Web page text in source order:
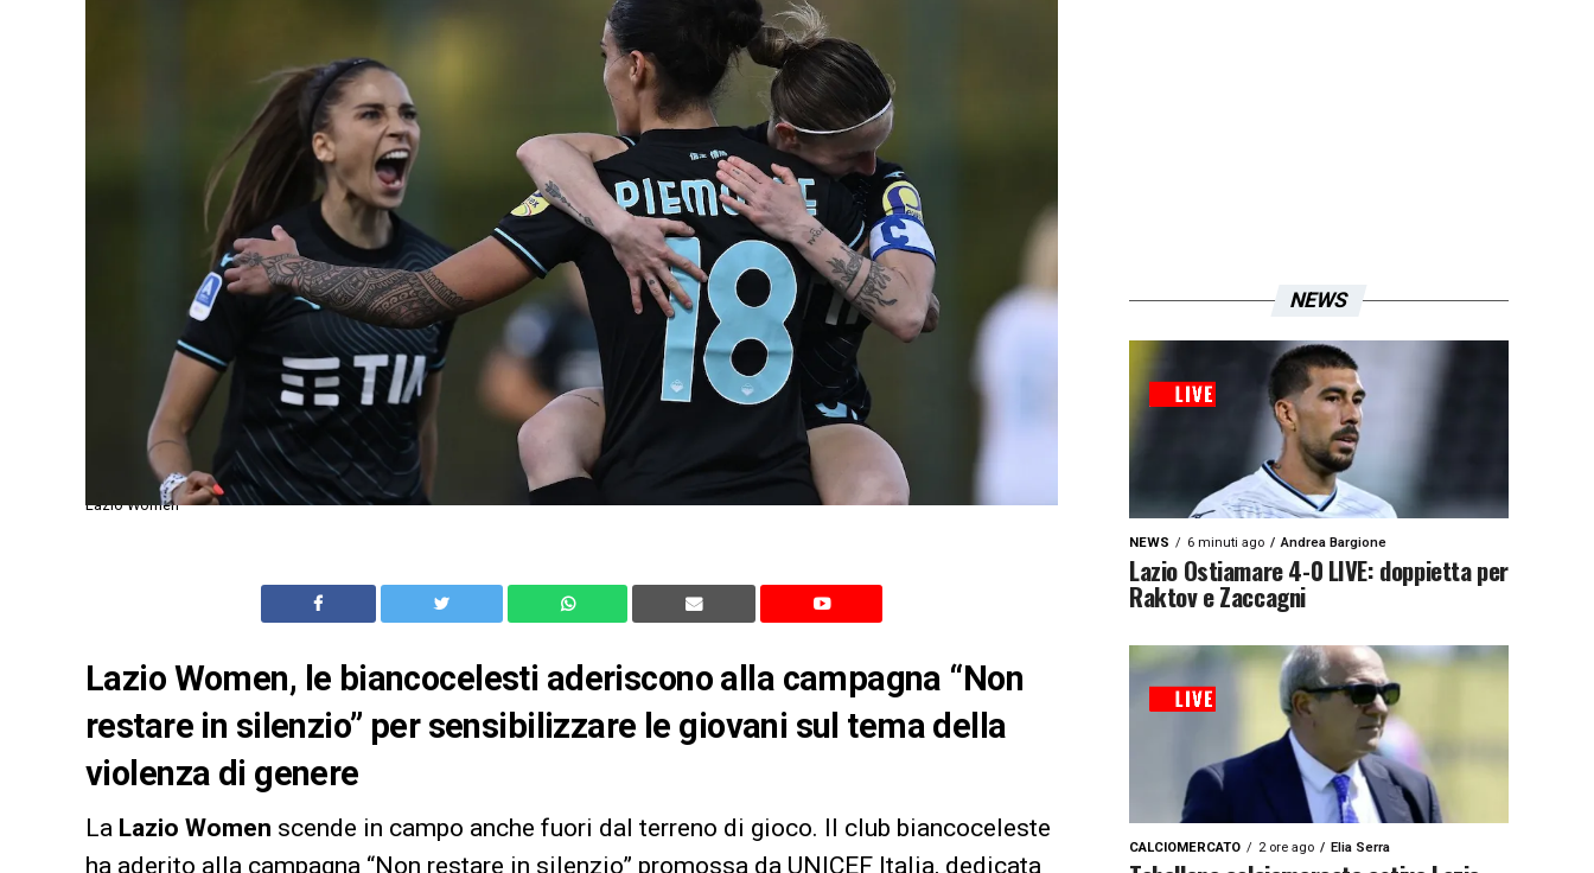
Lazio Women
Lazio Women, le biancocelesti aderiscono alla campagna “Non
restare in silenzio” per sensibilizzare le giovani sul tema della
violenza di genere
La Lazio Women scende in campo anche fuori dal terreno di gioco. Il club biancoceleste
ha aderito alla campagna “Non restare in silenzio” promossa da UNICEF Italia, dedicata
NEWS
NEWS 6 minuti ago Andrea Bargione
Lazio Ostiamare 4-0 LIVE: doppietta per
Raktov e Zaccagni
CALCIOMERCATO 2 ore ago Elia Serra